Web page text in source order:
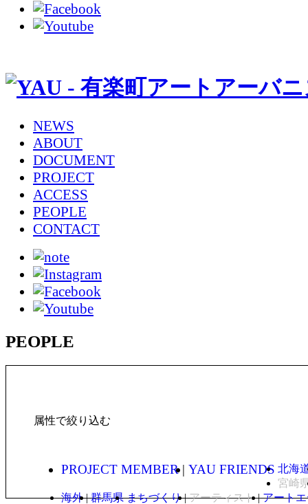
NEWS
ABOUT
DOCUMENT
PROJECT
ACCESS
PEOPLE
CONTACT
PEOPLE
属性で絞り込む
PROJECT MEMBER YAU FRIENDS 北海
宮崎
海外
群馬県 まちづくり アーティスト
アート